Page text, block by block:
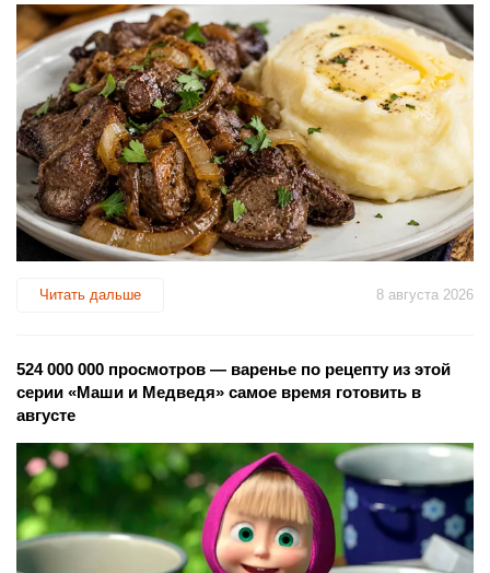
Читать дальше 8 августа 2026
524 000 000 просмотров — варенье по рецепту из этой
серии «Маши и Медведя» самое время готовить в
августе